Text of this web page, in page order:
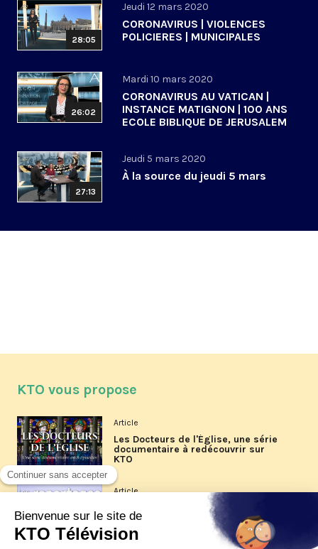
28:05
Jeudi 12 mars 2020
CORONAVIRUS | VIOLENCES
POLICIERES | MUNICIPALES
26:02
Mardi 10 mars 2020
CORONAVIRUS AU VATICAN |
INSTANCE MATIGNON | 100 ANS
ECOLE BIBLIQUE DE JERUSALEM
27:13
Jeudi 5 mars 2020
À la source du jeudi 5 mars
KTO vous propose
Article
Les Docteurs de l'Église, une série
documentaire à redécouvrir sur
KTO
Article
Les reportages d'été 2026 de KTO